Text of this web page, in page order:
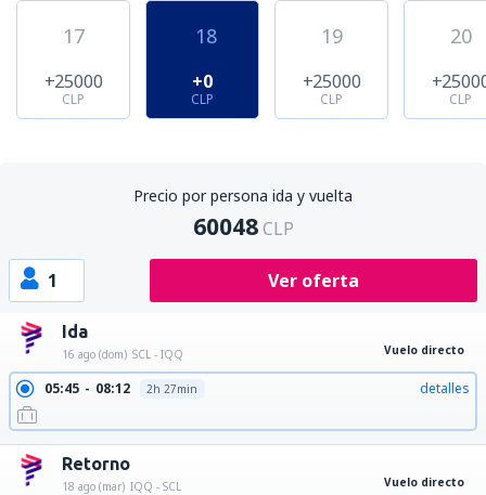
17
+25000
CLP
18
+0
CLP
19
+25000
CLP
20
CLP
Precio por persona ida y vuelta
60048 CLP
1 Ver oferta
Ida
16 ago (dom) SCL - IQQ Vuelo directo
05:45 08:12 2h 27min detalles
Retorno
18 ago (mar) IQQ - SCL Vuelo directo